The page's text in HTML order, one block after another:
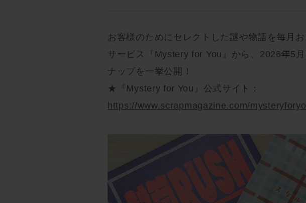
お客様のためにセレクトした謎や物語を毎月
サービス『Mystery for You』から、2026年5
ナップを一挙公開！
★『Mystery for You』公式サイト：
https://www.scrapmagazine.com/